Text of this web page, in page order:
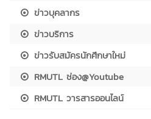
ข่าวบุคลากร
ข่าวบริการ
ข่าวรับสมัครนักศึกษาใหม่
RMUTL ช่อง@Youtube
RMUTL วารสารออนไลน์